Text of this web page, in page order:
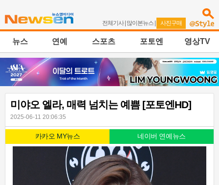
전체기사| 많이본뉴스 | 사진구매
뉴스 연예 스포츠 포토엔 영상TV
미야오 엘라, 매력 넘치는 예쁨 [포토엔HD]
2025-06-11 20:06:35
카카오 MY뉴스 네이버 연예뉴스